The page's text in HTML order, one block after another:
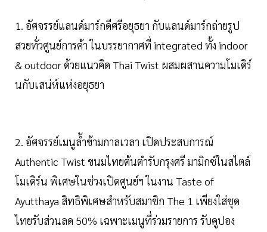
1. อัศจรรย์แลนด์มาร์กดีศรีอยุธยา กับแลนด์มาร์กถ่ายรูป
สวยทั่วศูนย์การค้า ในบรรยากาศที่ integrated ทั้ง indoor
& outdoor ด้วยแนวคิด Thai Twist ผสมผสานความโมเดิร์
นกับเสน่ห์แห่งอยุธยา
2. อัศจรรย์เมนูล้ำข้ามกาลเวลา เปิดประสบการณ์
Authentic Twist ขนมไทยต้นตำรับกรุงศรี มามิกซ์ในสไตล์
โมเดิร์น พิเศษในช่วงเปิดศูนย์ฯ ในงาน Taste of
Ayutthaya สิทธิพิเศษสำหรับสมาชิก The 1 เพียงใส่ชุด
ไทยรับส่วนลด 50% เฉพาะเมนูที่ร่วมรายการ รับคูปอง